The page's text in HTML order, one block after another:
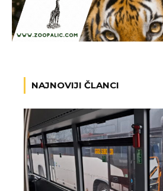
NAJNOVIJI ČLANCI